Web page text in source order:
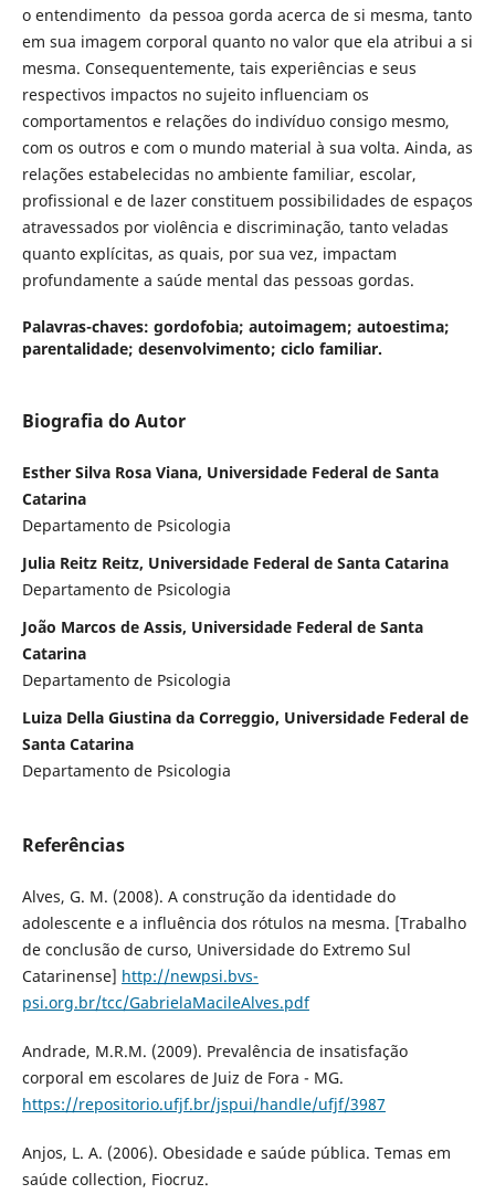
o entendimento da pessoa gorda acerca de si mesma, tanto
em sua imagem corporal quanto no valor que ela atribui a si
mesma. Consequentemente, tais experiências e seus
respectivos impactos no sujeito influenciam os
comportamentos e relações do indivíduo consigo mesmo,
com os outros e com o mundo material à sua volta. Ainda, as
relações estabelecidas no ambiente familiar, escolar,
profissional e de lazer constituem possibilidades de espaços
atravessados por violência e discriminação, tanto veladas
quanto explícitas, as quais, por sua vez, impactam
profundamente a saúde mental das pessoas gordas.
Palavras-chaves: gordofobia; autoimagem; autoestima;
parentalidade; desenvolvimento; ciclo familiar.
Biografia do Autor
Esther Silva Rosa Viana, Universidade Federal de Santa
Catarina
Departamento de Psicologia
Julia Reitz Reitz, Universidade Federal de Santa Catarina
Departamento de Psicologia
João Marcos de Assis, Universidade Federal de Santa
Catarina
Departamento de Psicologia
Luiza Della Giustina da Correggio, Universidade Federal de
Santa Catarina
Departamento de Psicologia
Referências
Alves, G. M. (2008). A construção da identidade do
adolescente e a influência dos rótulos na mesma. [Trabalho
de conclusão de curso, Universidade do Extremo Sul
Catarinense] http://newpsi.bvs-
psi.org.br/tcc/GabrielaMacileAlves.pdf
Andrade, M.R.M. (2009). Prevalência de insatisfação
corporal em escolares de Juiz de Fora - MG.
https://repositorio.ufjf.br/jspui/handle/ufjf/3987
Anjos, L. A. (2006). Obesidade e saúde pública. Temas em
saúde collection, Fiocruz.